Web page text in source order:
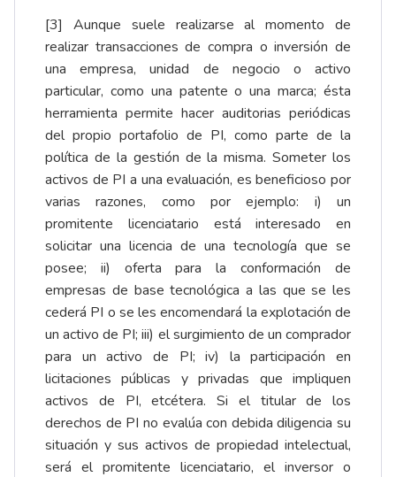
[3] Aunque suele realizarse al momento de
realizar transacciones de compra o inversión de
una empresa, unidad de negocio o activo
particular, como una patente o una marca; ésta
herramienta permite hacer auditorias periódicas
del propio portafolio de PI, como parte de la
política de la gestión de la misma. Someter los
activos de PI a una evaluación, es beneficioso por
varias razones, como por ejemplo: i) un
promitente licenciatario está interesado en
solicitar una licencia de una tecnología que se
posee; ii) oferta para la conformación de
empresas de base tecnológica a las que se les
cederá PI o se les encomendará la explotación de
un activo de PI; iii) el surgimiento de un comprador
para un activo de PI; iv) la participación en
licitaciones públicas y privadas que impliquen
activos de PI, etcétera. Si el titular de los
derechos de PI no evalúa con debida diligencia su
situación y sus activos de propiedad intelectual,
será el promitente licenciatario, el inversor o